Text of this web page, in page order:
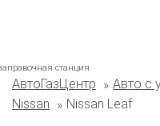
Комплекты
BMW Ford
АвтоГазЦентр
Авто с
Nissan
Nissan Leaf